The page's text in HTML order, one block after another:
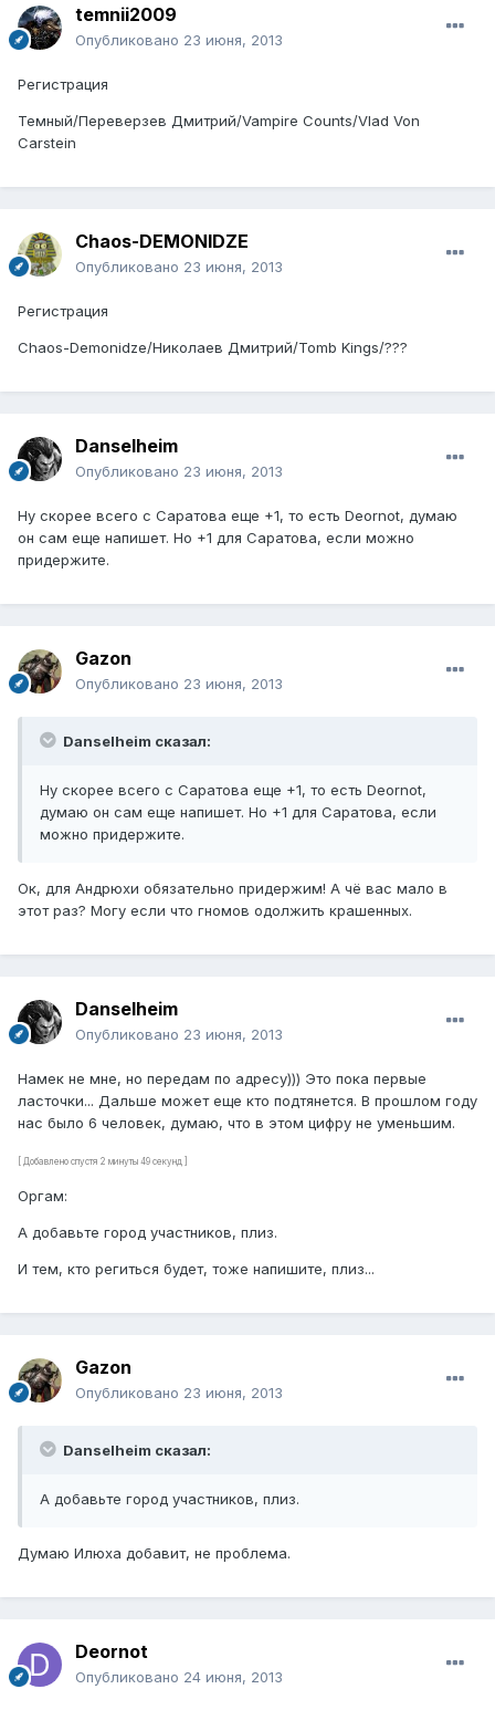
temnii2009
Опубликовано 23 июня, 2013
Регистрация
Темный/Переверзев Дмитрий/Vampire Counts/Vlad Von
Carstein
Chaos-DEMONIDZE
Опубликовано 23 июня, 2013
Регистрация
Chaos-Demonidze/Николаев Дмитрий/Tomb Kings/???
Danselheim
Опубликовано 23 июня, 2013
Ну скорее всего с Саратова еще +1, то есть Deornot, думаю
он сам еще напишет. Но +1 для Саратова, если можно
придержите.
Gazon
Опубликовано 23 июня, 2013
Danselheim сказал:
Ну скорее всего с Саратова еще +1, то есть Deornot,
думаю он сам еще напишет. Но +1 для Саратова, если
можно придержите.
Ок, для Андрюхи обязательно придержим! А чё вас мало в
этот раз? Могу если что гномов одолжить крашенных.
Danselheim
Опубликовано 23 июня, 2013
Намек не мне, но передам по адресу))) Это пока первые
ласточки... Дальше может еще кто подтянется. В прошлом году
нас было 6 человек, думаю, что в этом цифру не уменьшим.
[ Добавлено спустя 2 минуты 49 секунд ]
Оргам:
А добавьте город участников, плиз.
И тем, кто региться будет, тоже напишите, плиз...
Gazon
Опубликовано 23 июня, 2013
Danselheim сказал:
А добавьте город участников, плиз.
Думаю Илюха добавит, не проблема.
Deornot
Опубликовано 24 июня, 2013